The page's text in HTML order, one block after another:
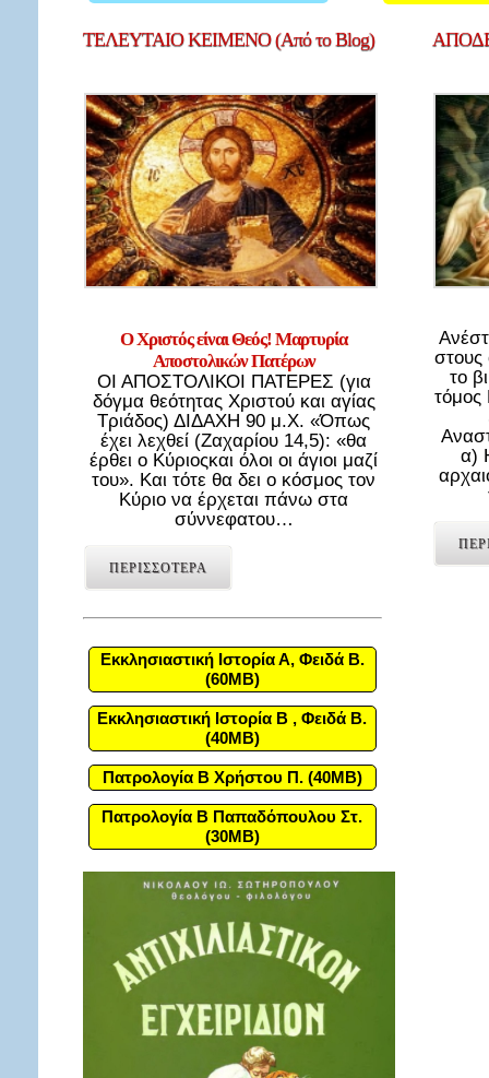
ΤΕΛΕΥΤΑΙΟΚΕΙΜΕΝΟ (Από το Blog)
Ο Χριστός είναι Θεός! Μαρτυρία
Αποστολικών Πατέρων
ΟΙ ΑΠΟΣΤΟΛΙΚΟΙ ΠΑΤΕΡΕΣ (για
δόγμα θεότητας Χριστού και αγίας
Τριάδος) ΔΙΔΑΧΗ 90 μ.Χ. «Όπως
έχει λεχθεί (Ζαχαρίου 14,5): «θα
έρθει ο Κύριοςκαι όλοι οι άγιοι μαζί
του». Και τότε θα δει ο κόσμος τον
Κύριο να έρχεται πάνω στα
σύννεφατου…
ΠΕΡΙΣΣΟΤΕΡΑ
Εκκλησιαστική Ιστορία Α, Φειδά Β.
(60MB)
Εκκλησιαστική Ιστορία Β , Φειδά Β.
(40MB)
Πατρολογία Β Χρήστου Π. (40MB)
Πατρολογία Β Παπαδόπουλου Στ.
(30MB)
στους
το
α)